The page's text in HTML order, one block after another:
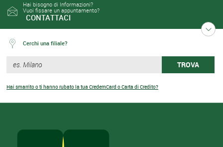
Hai bisogno di Informazioni?
Vuoi fissare un appuntamento?
CONTATTACI
Cerchi una filiale?
TROVA
Hai smarrito o ti hanno rubato la tua CredemCard o Carta di Credito?